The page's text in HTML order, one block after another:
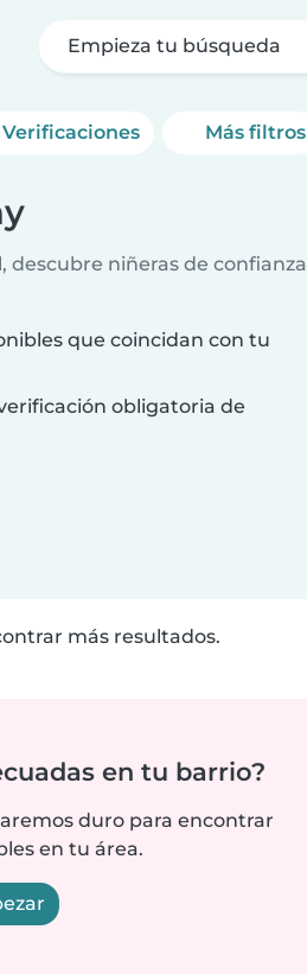
Empieza tu búsqueda
Verificaciones Más filtros
descubre niñeras de confianza
que coincidan con tu
obligatoria de
más resultados.
en tu barrio?
duro para encontrar
en tu área.